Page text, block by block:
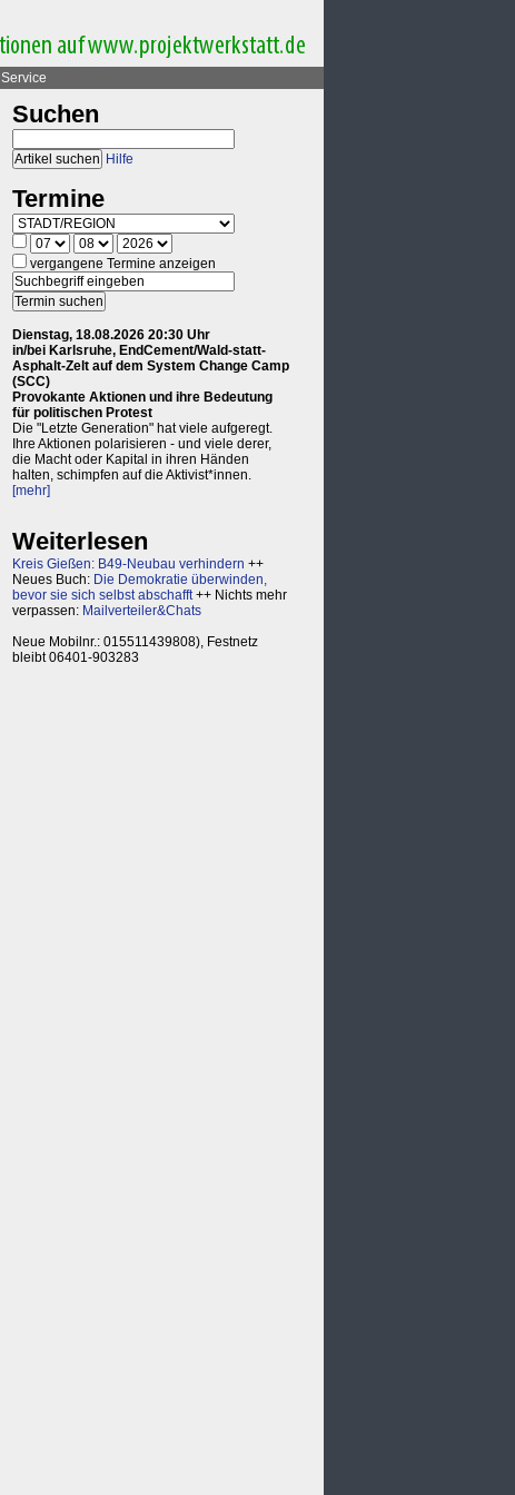
Service
Suchen
Hilfe
Termine
vergangene Termine anzeigen
Dienstag, 18.08.2026 20:30 Uhr
in/bei Karlsruhe, EndCement/Wald-statt-
Asphalt-Zelt auf dem System Change Camp
(SCC)
Provokante Aktionen und ihre Bedeutung
für politischen Protest
Die "Letzte Generation" hat viele aufgeregt.
Ihre Aktionen polarisieren - und viele derer,
die Macht oder Kapital in ihren Händen
halten, schimpfen auf die Aktivist*innen.
[mehr]
Weiterlesen
Kreis Gießen: B49-Neubau verhindern ++
Neues Buch: Die Demokratie überwinden,
bevor sie sich selbst abschafft++ Nichts mehr
verpassen: Mailverteiler&Chats
Neue Mobilnr.: 015511439808), Festnetz
bleibt 06401-903283